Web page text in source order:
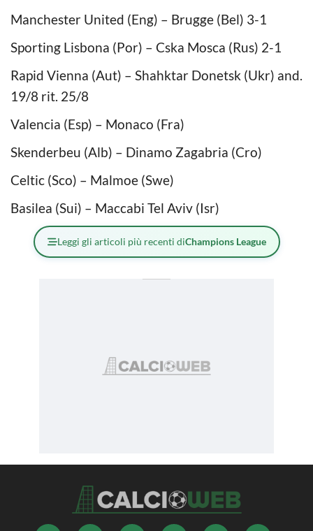
Manchester United (Eng) – Brugge (Bel) 3-1
Sporting Lisbona (Por) – Cska Mosca (Rus) 2-1
Rapid Vienna (Aut) – Shahktar Donetsk (Ukr) and.
19/8 rit. 25/8
Valencia (Esp) – Monaco (Fra)
Skenderbeu (Alb) – Dinamo Zagabria (Cro)
Celtic (Sco) – Malmoe (Swe)
Basilea (Sui) – Maccabi Tel Aviv (Isr)
Leggi gli articoli più recenti diChampions League